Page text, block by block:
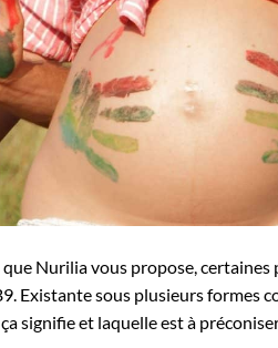
Nurilia vous propose,
Existante sous plusieurs formes
signifie et laquelle est à